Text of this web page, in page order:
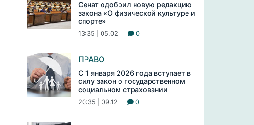
Сенат одобрил новую редакцию
закона «О физической культуре и
спорте»
13:35 | 05.02 0
ПРАВО
С 1 января 2026 года вступает в
силу закон о государственном
социальном страховании
20:35 | 09.12 0